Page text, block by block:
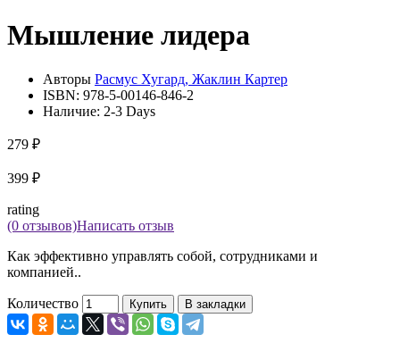
Мышление лидера
Авторы Расмус Хугард, Жаклин Картер
ISBN: 978-5-00146-846-2
Наличие: 2-3 Days
279 ₽
399 ₽
rating
(0 отзывов)Написать отзыв
Как эффективно управлять собой, сотрудниками и
компанией..
Количество Купить В закладки